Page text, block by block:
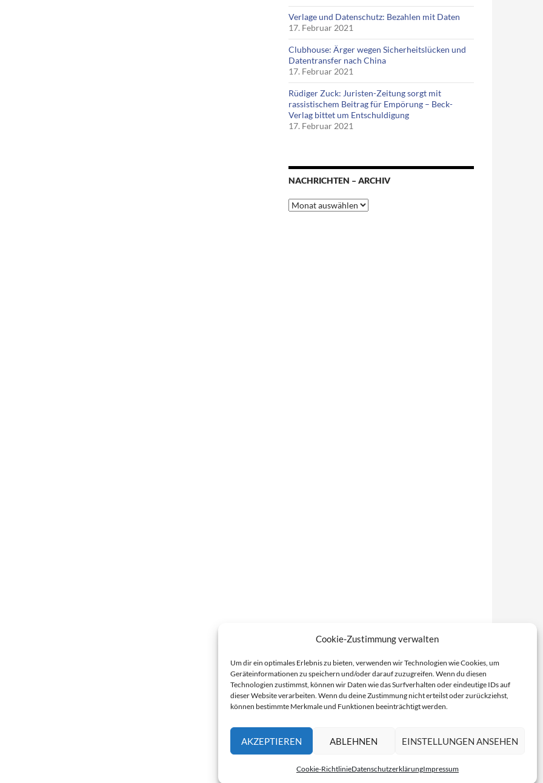
Cookie-Zustimmung verwalten
Um dir ein optimales Erlebnis zu bieten, verwenden wir Technologien wie Cookies, um
Geräteinformationen zu speichern und/oder darauf zuzugreifen. Wenn du diesen
Technologien zustimmst, können wir Daten wie das Surfverhalten oder eindeutige IDs auf
dieser Website verarbeiten. Wenn du deine Zustimmung nicht erteilst oder zurückziehst,
können bestimmte Merkmale und Funktionen beeinträchtigt werden.
AKZEPTIEREN ABLEHNEN EINSTELLUNGEN ANSEHEN
Cookie-RichtlinieDatenschutzerklärungImpressum
Verlage und Datenschutz: Bezahlen mit Daten
17. Februar 2021
Clubhouse: Ärger wegen Sicherheitslücken und
Datentransfer nach China
17. Februar 2021
Rüdiger Zuck: Juristen-Zeitung sorgt mit
rassistischem Beitrag für Empörung – Beck-
Verlag bittet um Entschuldigung
17. Februar 2021
NACHRICHTEN – ARCHIV
Nachrichten
–